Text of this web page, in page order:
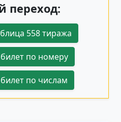
переход:
558 тиража
по номеру
по числам